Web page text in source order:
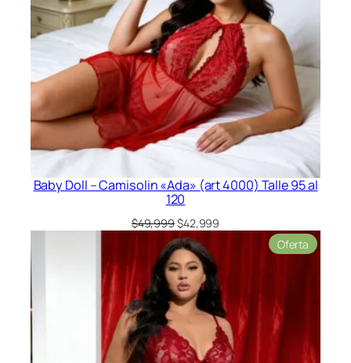
Baby Doll – Camisolin «Ada» (art 4000) Talle 95 al
120
$49,999El
precio
original
era:
$49,999.
$42,999
$42,999.
Oferta
en